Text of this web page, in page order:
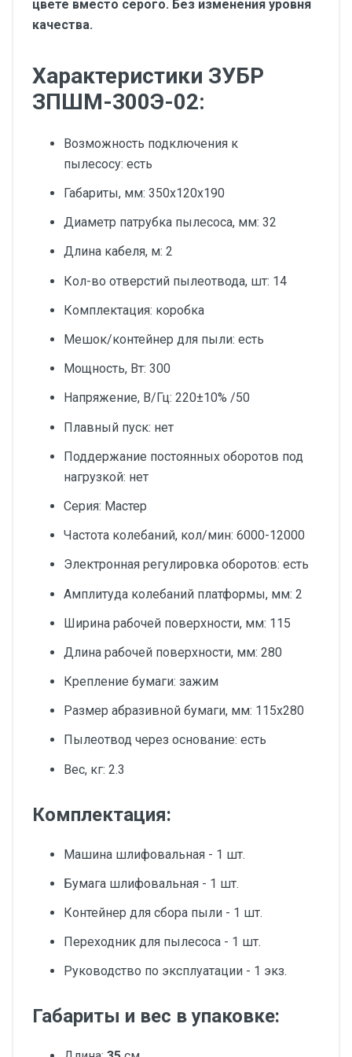
цвете вместо серого. Без изменения уровня
качества.
Характеристики ЗУБР
ЗПШМ-300Э-02:
Возможность подключения к
пылесосу: есть
Габариты, мм: 350x120x190
Диаметр патрубка пылесоса, мм: 32
Длина кабеля, м: 2
Кол-во отверстий пылеотвода, шт: 14
Комплектация: коробка
Мешок/контейнер для пыли: есть
Мощность, Вт: 300
Напряжение, В/Гц: 220±10% /50
Плавный пуск: нет
Поддержание постоянных оборотов под
нагрузкой: нет
Серия: Мастер
Частота колебаний, кол/мин: 6000-12000
Электронная регулировка оборотов: есть
Амплитуда колебаний платформы, мм: 2
Ширина рабочей поверхности, мм: 115
Длина рабочей поверхности, мм: 280
Крепление бумаги: зажим
Размер абразивной бумаги, мм: 115х280
Пылеотвод через основание: есть
Вес, кг: 2.3
Комплектация:
Машина шлифовальная - 1 шт.
Бумага шлифовальная - 1 шт.
Контейнер для сбора пыли - 1 шт.
Переходник для пылесоса - 1 шт.
Руководство по эксплуатации - 1 экз.
Габариты и вес в упаковке: